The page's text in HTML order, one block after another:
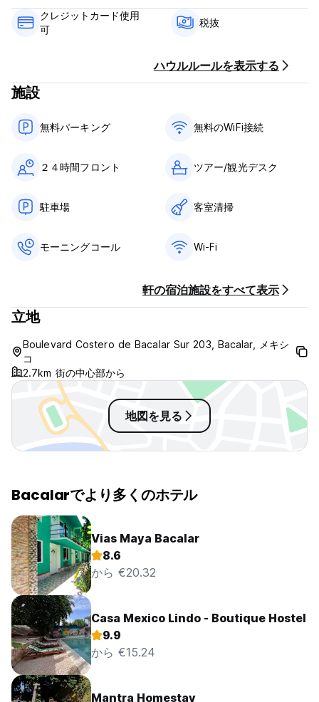
キャンセルポリシー：ご到着の3日前まで。キャンセルが遅れた
場合、またはノーショーの場合は、滞在の最初の1泊分の料金が課
金されます。
チェックインは15:00～24:00までとなります。
ださい。
この施設では、到着前にカードの事前承認を行う場合がありま
税金は含まれていません - 付加価値税 16%、宿泊税 3%、環境税
朝食は含まれておりません。
24時間受付。
12 歳以上の子供は、大人と同じ料金で宿泊料金を支払います。
禁煙のホテル。
18 歳未満のお子様は、大人 (ご家族) と一緒にチェックインする
クレジットカード使用
可
税抜
ハウルルールを表示する
施設
無料パーキング 無料のWiFi接続
２４時間フロント ツアー/観光デスク
駐車場 客室清掃
モーニングコール Wi-Fi
軒の宿泊施設をすべて表示
立地
Boulevard Costero de Bacalar Sur 203, Bacalar, メキシ
コ
2.7km 街の中心部から
地図を見る
Bacalarでより多くのホテル
Vias Maya Bacalar
8.6
から €20.32
Casa Mexico Lindo - Boutique Hostel
9.9
から €15.24
Mantra Homestay